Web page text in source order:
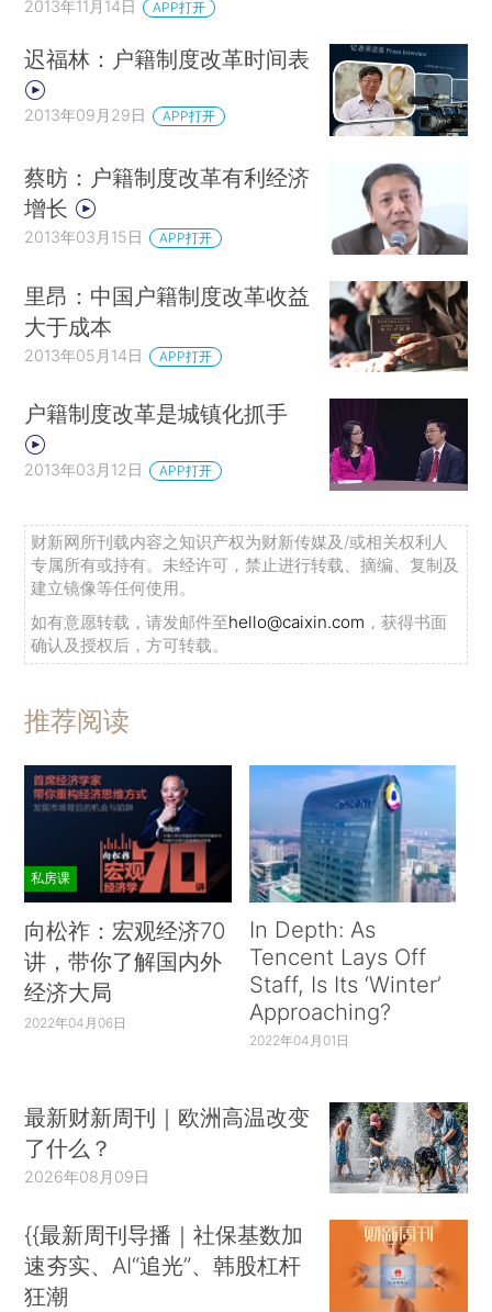
2013年11月14日 APP打开
迟福林：户籍制度改革时间表
2013年09月29日 APP打开
蔡昉：户籍制度改革有利经济
增长
2013年03月15日 APP打开
里昂：中国户籍制度改革收益
大于成本
2013年05月14日 APP打开
户籍制度改革是城镇化抓手
2013年03月12日 APP打开
财新网所刊载内容之知识产权为财新传媒及/或相关权利人
专属所有或持有。未经许可，禁止进行转载、摘编、复制及
建立镜像等任何使用。
如有意愿转载，请发邮件至hello@caixin.com ，获得书面
确认及授权后，方可转载。
推荐阅读
私房课
向松祚：宏观经济70
讲，带你了解国内外
经济大局
2022年04月06日
In Depth: As
Tencent Lays Off
Staff, Is Its ‘Winter’
Approaching?
2022年04月01日
最新财新周刊｜欧洲高温改变
了什么？
2026年08月09日
{{最新周刊导播｜社保基数加
速夯实、AI“追光”、韩股杠杆
狂潮